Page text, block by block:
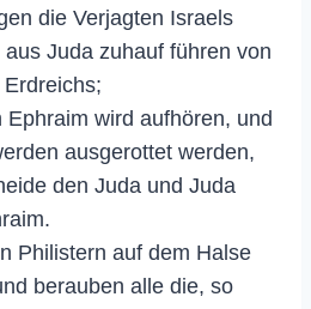
die Verjagten Israels
Juda zuhauf führen von
Ephraim wird aufhören, und
ausgerottet werden,
den Juda und Juda
Philistern auf dem Halse
berauben alle die, so